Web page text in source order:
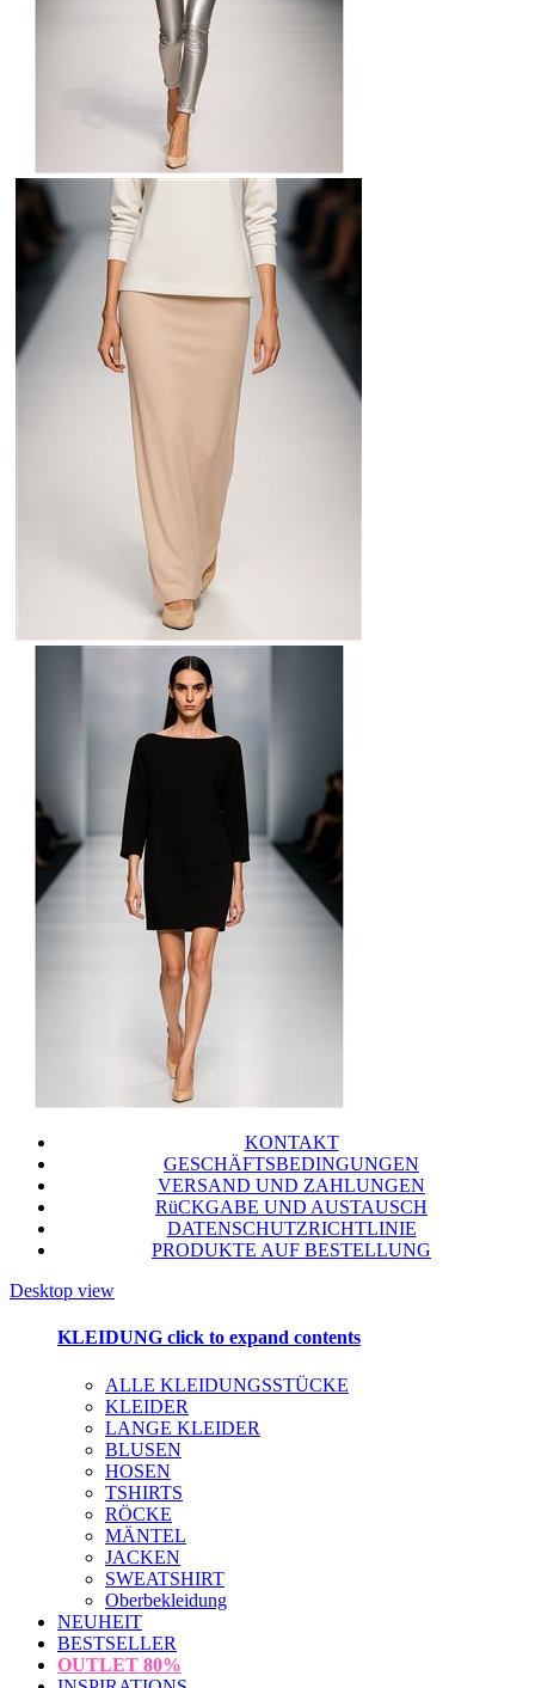
KONTAKT
GESCHÄFTSBEDINGUNGEN
VERSAND UND ZAHLUNGEN
RüCKGABE UND AUSTAUSCH
DATENSCHUTZRICHTLINIE
PRODUKTE AUF BESTELLUNG
Desktop view
KLEIDUNG click to expand contents
ALLE KLEIDUNGSSTÜCKE
KLEIDER
LANGE KLEIDER
BLUSEN
HOSEN
TSHIRTS
RÖCKE
MÄNTEL
JACKEN
SWEATSHIRT
Oberbekleidung
NEUHEIT
BESTSELLER
OUTLET 80%